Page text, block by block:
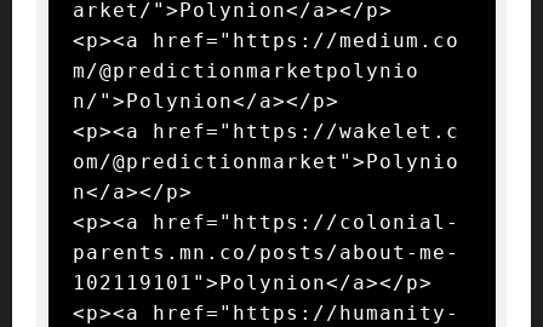
arket/">Polynion</a></p>
<p><a href="https://medium.co
m/@predictionmarketpolynio
n/">Polynion</a></p>
<p><a href="https://wakelet.c
om/@predictionmarket">Polynio
n</a></p>
<p><a href="https://colonial-
parents.mn.co/posts/about-me-
102119101">Polynion</a></p>
<p><a href="https://humanity-